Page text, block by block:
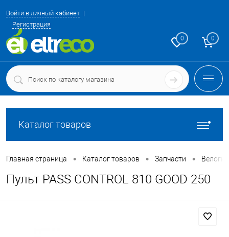
Войти в личный кабинет
Регистрация
0 0
Каталог товаров
Главная страница • Каталог товаров • Запчасти •
Пульт PASS CONTROL 810 GOOD 250